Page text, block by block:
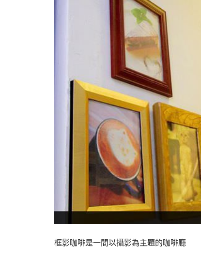
框影咖啡是一間以攝影為主題的咖啡廳